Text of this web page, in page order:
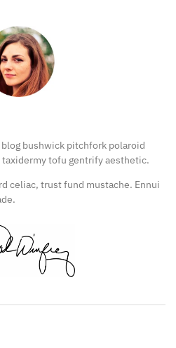
bushwick pitchfork polaroid
tofu gentrify aesthetic.
celiac, trust fund mustache. Ennui